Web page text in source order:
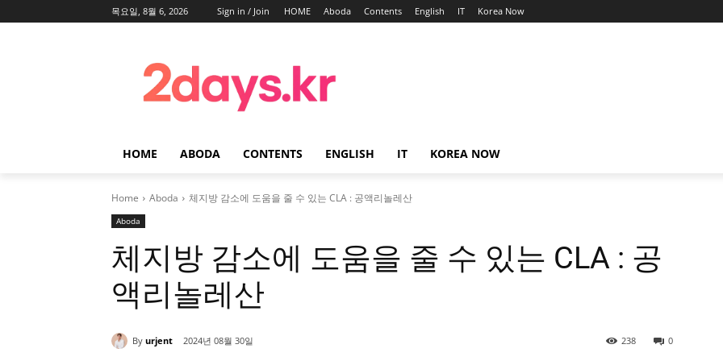
목요일, 8월 6, 2026 Sign in / Join HOME Aboda Contents English IT Korea Now
HOME ABODA CONTENTS ENGLISH IT KOREA NOW
Home Aboda 체지방 감소에 도움을 줄 수 있는 CLA : 공액리놀레산
Aboda
체지방 감소에 도움을 줄 수 있는 CLA : 공
액리놀레산
By urjent 2024년 08월 30일 0
238